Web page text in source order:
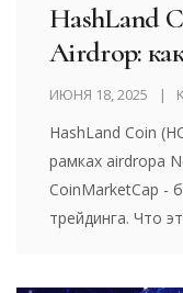
HashLand
Airdrop:
это значит
ИЮНЯ 18, 2025
HashLand Coin
рамках airdropа
CoinMarketCap -
трейдинга. Что